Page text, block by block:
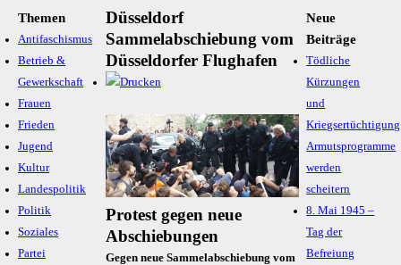
Themen
Antifaschismus
Betrieb &
Gewerkschaft
Frauen
Frieden
Jugend
Kultur
Landespolitik
Politik
Soziales
Partei
Düsseldorf
Sammelabschiebung vom
Düsseldorfer Flughafen
Protest gegen neue
Abschiebungen
Gegen neue Sammelabschiebung vom
Neue
Beiträge
Tödliche
Kürzungen
und
Kriegsertüchtigung
Armutsprogramme
werden
scheitern
8. Mai 1945 –
Tag der
Befreiung